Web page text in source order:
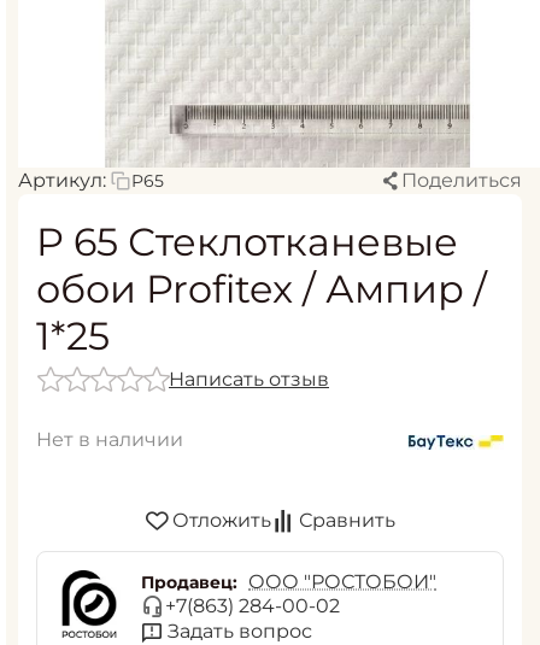
Артикул: P65 Поделиться
P 65 Стеклотканевые
обои Profitex / Ампир /
1*25
Написать отзыв
Нет в наличии
Отложить Сравнить
Продавец: ООО "РОСТОБОИ"
+7(863) 284-00-02
Задать вопрос